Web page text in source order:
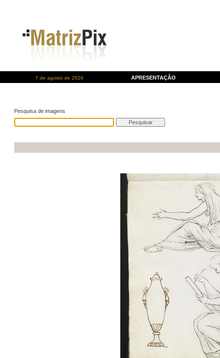
7 de agosto de 2026 APRESENTAÇÃO
Pesquisa de imagens